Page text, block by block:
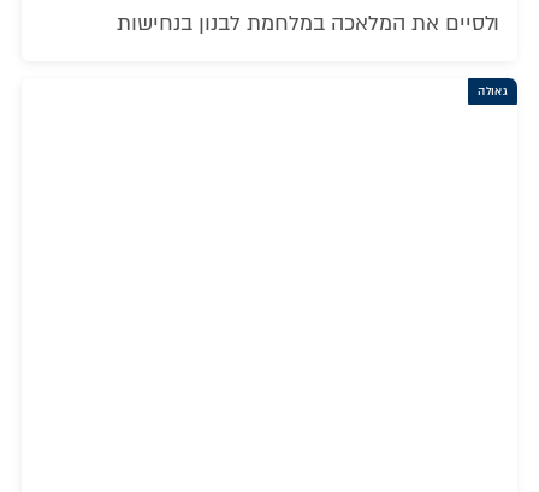
ולסיים את המלאכה במלחמת לבנון בנחישות
גאולה